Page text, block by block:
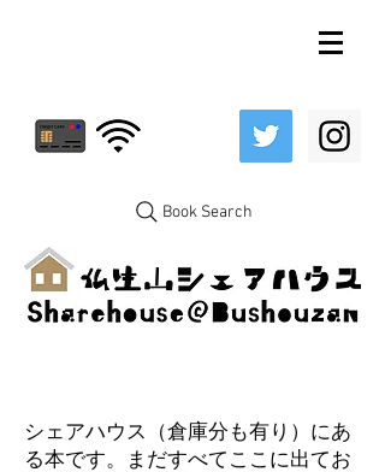
Book Search
シェアハウス（倉庫分も有り）にあ
る本です。まだすべてここに出てお